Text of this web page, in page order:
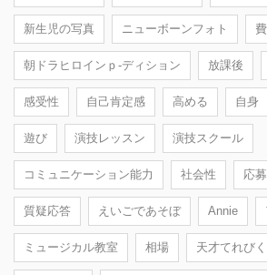
新生児の写真 ニューボーンフォト
朝ドラヒロインｐ-ディション 放課後
感受性 自己肯定感 高める 自身
遊び 演技レッスン 演技スクール
コミュニケーション能力 社会性 応
質疑応答 えいごであそぼ Annie
ミュージカル教室 相場 天才てれび